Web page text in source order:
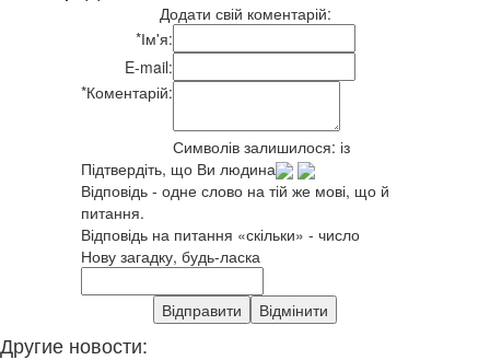
Додати свій коментарій:
*Ім'я:
E-mail:
*Коментарій:
Символів залишилося: із
Підтвердіть, що Ви людина
Відповідь - одне слово на тій же мові, що й
питання.
Відповідь на питання «скільки» - число
Нову загадку, будь-ласка
Другие новости: